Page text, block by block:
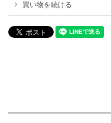
買い物を続ける